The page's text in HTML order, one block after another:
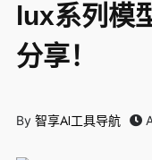
lux系列模
分享！
By 智享AI工具导航